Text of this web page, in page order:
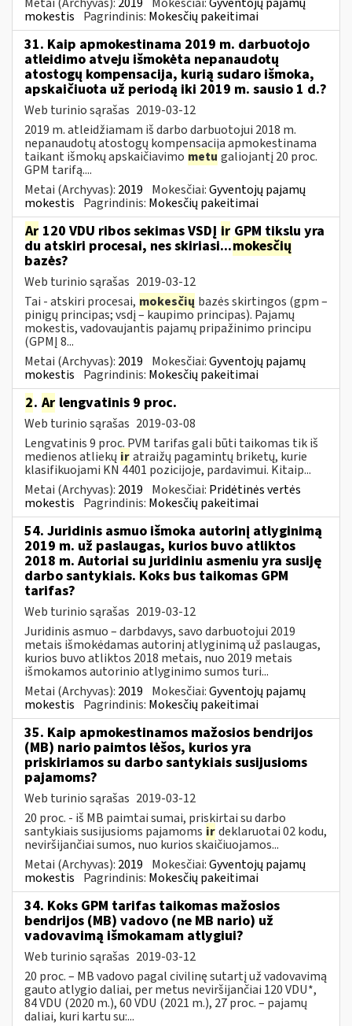
mokestis Pagrindinis: Mokesčių pakeitimai
31. Kaip apmokestinama 2019 m. darbuotojo
atleidimo atveju išmokėta nepanaudotų
atostogų kompensacija, kurią sudaro išmoka,
apskaičiuota už periodą iki 2019 m. sausio 1 d.?
Web turinio sąrašas 2019-03-12
2019 m. atleidžiamam iš darbo darbuotojui 2018 m.
nepanaudotų atostogų kompensacija apmokestinama
taikant išmokų apskaičiavimo metu galiojantį 20 proc.
GPM tarifą....
Metai (Archyvas): 2019 Mokesčiai:Gyventojų pajamų
mokestis Pagrindinis: Mokesčių pakeitimai
Ar 120 VDU ribos sekimas VSDĮ ir GPM tikslu yra
du atskiri procesai, nes skiriasi...mokesčių
bazės?
Web turinio sąrašas 2019-03-12
Tai - atskiri procesai, mokesčių bazės skirtingos (gpm –
pinigų principas; vsdį – kaupimo principas). Pajamų
mokestis, vadovaujantis pajamų pripažinimo principu
(GPMĮ 8...
Metai (Archyvas): 2019 Mokesčiai:Gyventojų pajamų
mokestis Pagrindinis: Mokesčių pakeitimai
2. Ar lengvatinis 9 proc.
Web turinio sąrašas 2019-03-08
Lengvatinis 9 proc. PVM tarifas gali būti taikomas tik iš
medienos atliekų iratraižų pagamintų briketų, kurie
klasifikuojami KN 4401 pozicijoje, pardavimui. Kitaip...
Metai (Archyvas): 2019 Mokesčiai: Pridėtinės vertės
mokestis Pagrindinis: Mokesčių pakeitimai
54. Juridinis asmuo išmoka autorinį atlyginimą
2019 m. už paslaugas, kurios buvo atliktos
2018 m. Autoriai su juridiniu asmeniu yra susiję
darbo santykiais. Koks bus taikomas GPM
tarifas?
Web turinio sąrašas 2019-03-12
Juridinis asmuo – darbdavys, savo darbuotojui 2019
metais išmokėdamas autorinį atlyginimą už paslaugas,
kurios buvo atliktos 2018 metais, nuo 2019 metais
išmokamos autorinio atlyginimo sumos turi...
Metai (Archyvas): 2019 Mokesčiai:Gyventojų pajamų
mokestis Pagrindinis: Mokesčių pakeitimai
35. Kaip apmokestinamos mažosios bendrijos
(MB) nario paimtos lėšos, kurios yra
priskiriamos su darbo santykiais susijusioms
pajamoms?
Web turinio sąrašas 2019-03-12
20 proc. - iš MB paimtai sumai, priskirtai su darbo
santykiais susijusioms pajamoms irdeklaruotai 02 kodu,
neviršijančiai sumos, nuo kurios skaičiuojamos...
Metai (Archyvas): 2019 Mokesčiai:Gyventojų pajamų
mokestis Pagrindinis: Mokesčių pakeitimai
34. Koks GPM tarifas taikomas mažosios
bendrijos (MB) vadovo (ne MB nario) už
vadovavimą išmokamam atlygiui?
Web turinio sąrašas 2019-03-12
20 proc. – MB vadovo pagal civilinę sutartį už vadovavimą
gauto atlygio daliai, per metus neviršijančiai 120 VDU*,
84 VDU (2020 m.), 60 VDU (2021 m.), 27 proc. – pajamų
daliai, kuri kartu su:...